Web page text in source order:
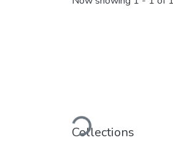
Loading...
Collections